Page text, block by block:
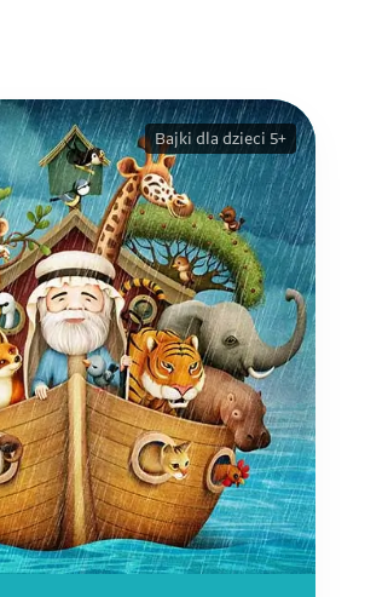
Bajki dla dzieci 5+